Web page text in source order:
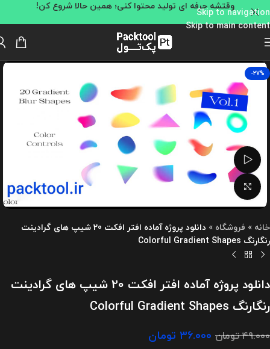
Skip to navigation
Skip to main content
وقتشه حرفه ای تولید محتوا کنی؛ همین حالا شروع کن!
-27%
تماشای ویدئو
بزرگنمایی تصویر
خانه » فروشگاه »
دانلود پروژه آماده افتر افکت 20 شیپ های گرادینت
رنگارنگ Colorful Gradient Shapes
دانلود پروژه آماده افتر افکت 20 شیپ های گرادینت
رنگارنگ Colorful Gradient Shapes
۴۹.۰۰۰تومان ۳۶.۰۰۰ تومان